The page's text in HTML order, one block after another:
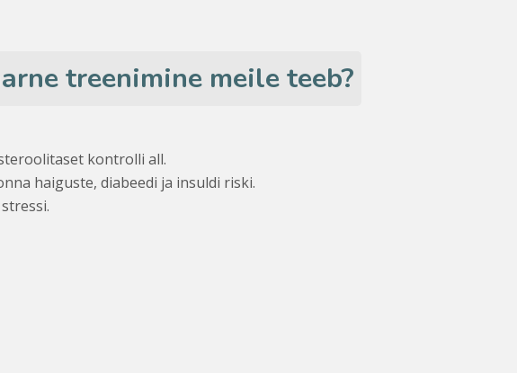
treenimine meile teeb?
kontrolli all.
haiguste, diabeedi ja insuldi riski.